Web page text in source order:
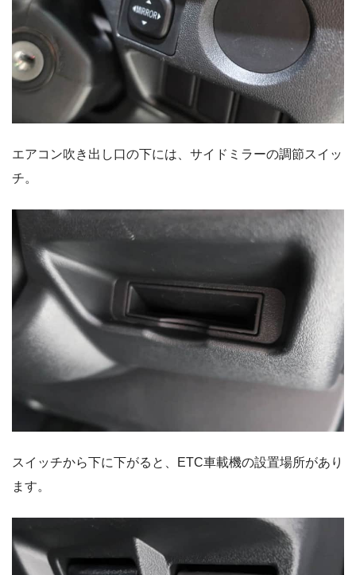
エアコン吹き出し口の下には、サイドミラーの調節スイッ
チ。
スイッチから下に下がると、ETC車載機の設置場所があり
ます。